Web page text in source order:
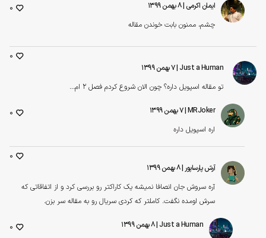
ایمان اکرمی | ۸ بهمن ۱۳۹۹
چشم، ممنون بابت خوندن مقاله
0
Just a Human| ۷ بهمن ۱۳۹۹
تو مقاله اسپویل داره؟ چون الان شروع کردم فصل 2 ام...
0
MRJoker| ۷ بهمن ۱۳۹۹
اره اسپویل داره
0
آرش پارساپور | ۸ بهمن ۱۳۹۹
آره سروش جان انصافا نمیشه یک کاراکتر رو بررسی کرد و از اتفاقاتی که
سرش اومده نگفت. کاملتر که کردی سریال رو به مقاله سر بزن.
0
Just a Human| ۸ بهمن ۱۳۹۹
0